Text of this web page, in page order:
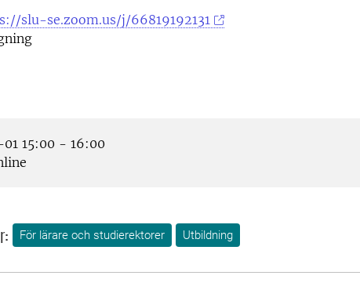
slu-se.zoom.us/j/66819192131
15:00 - 16:00
För lärare och studierektorer Utbildning